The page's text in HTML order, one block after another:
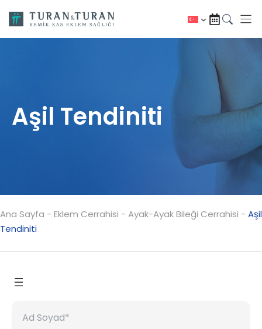
atla
Aşil Tendiniti
Ana Sayfa - Eklem Cerrahisi - Ayak-Ayak Bileği Cerrahisi - Aşil
Tendiniti